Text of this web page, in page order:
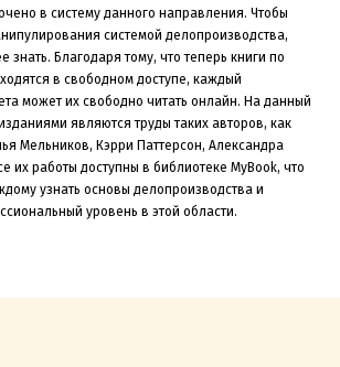
в систему данного направления. Чтобы
системой делопроизводства,
знать. Благодаря тому, что теперь книги по
в свободном доступе, каждый
может их свободно читать онлайн. На данный
являются труды таких авторов, как
Мельников, Кэрри Паттерсон, Александра
их работы доступны в библиотеке MyBook, что
узнать основы делопроизводства и
уровень в этой области.